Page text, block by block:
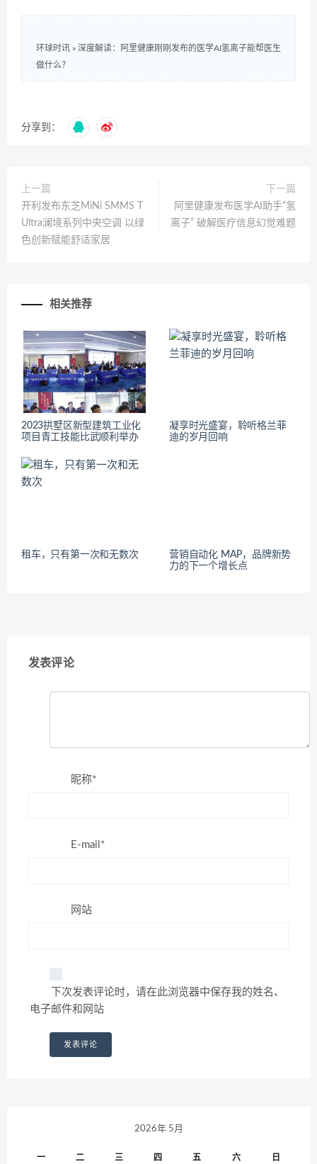
环球时讯 » 深度解读：阿里健康刚刚发布的医学AI氢离子能帮医生
做什么？
分享到：
上一篇
开利发布东芝MiNi SMMS T
Ultra澜境系列中央空调 以绿
色创新赋能舒适家居
下一篇
阿里健康发布医学AI助手“氢
离子” 破解医疗信息幻觉难题
相关推荐
2023拱墅区新型建筑工业化
项目青工技能比武顺利举办
凝享时光盛宴，聆听格兰菲
迪的岁月回响
租车，只有第一次和无数次
营销自动化 MAP，品牌新势
力的下一个增长点
发表评论
昵称*
E-mail*
网站
下次发表评论时，请在此浏览器中保存我的姓名、
电子邮件和网站
2026年 5月
一 二 三 四 五 六 日